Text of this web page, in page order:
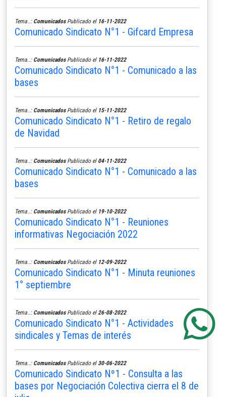
Tema..: ComunicadosPublicado el 16-11-2022
Comunicado Sindicato N°1 - Gifcard Empresa
Tema..: ComunicadosPublicado el 16-11-2022
Comunicado Sindicato N°1 - Comunicado a las
bases
Tema..: ComunicadosPublicado el 15-11-2022
Comunicado Sindicato N°1 - Retiro de regalo
de Navidad
Tema..: ComunicadosPublicado el 04-11-2022
Comunicado Sindicato N°1 - Comunicado a las
bases
Tema..: ComunicadosPublicado el 19-10-2022
Comunicado Sindicato N°1 - Reuniones
informativas Negociación 2022
Tema..: ComunicadosPublicado el 12-09-2022
Comunicado Sindicato N°1 - Minuta reuniones
1° septiembre
Tema..: ComunicadosPublicado el 26-08-2022
Comunicado Sindicato N°1 - Actividades
sindicales y Temas de interés
Tema..: ComunicadosPublicado el 30-06-2022
Comunicado Sindicato Nº1 - Consulta a las
bases por Negociación Colectiva cierra el 8 de